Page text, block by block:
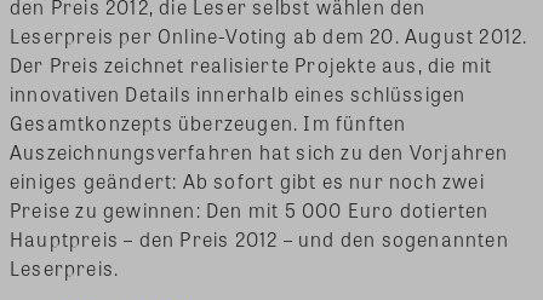
den Preis 2012, die Leser selbst wählen den
Leserpreis per Online-Voting ab dem 20. August 2012.
Der Preis zeichnet realisierte Projekte aus, die mit
innovativen Details innerhalb eines schlüssigen
Gesamtkonzepts überzeugen. Im fünften
Auszeichnungsverfahren hat sich zu den Vorjahren
einiges geändert: Ab sofort gibt es nur noch zwei
Preise zu gewinnen: Den mit 5 000 Euro dotierten
Hauptpreis – den Preis 2012 – und den sogenannten
Leserpreis.